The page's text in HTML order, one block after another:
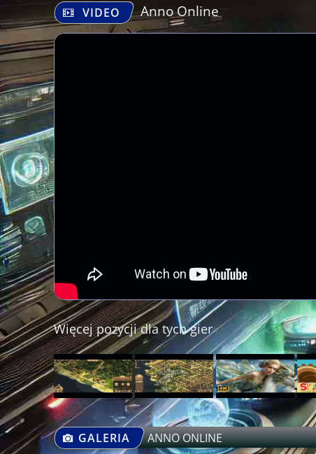
VIDEO Anno Online
Więcej pozycji dla tych gier
GALERIA ANNO ONLINE